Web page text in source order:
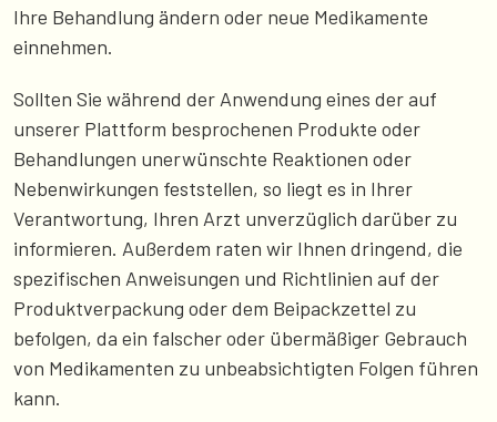
Ihre Behandlung ändern oder neue Medikamente
einnehmen.
Sollten Sie während der Anwendung eines der auf
unserer Plattform besprochenen Produkte oder
Behandlungen unerwünschte Reaktionen oder
Nebenwirkungen feststellen, so liegt es in Ihrer
Verantwortung, Ihren Arzt unverzüglich darüber zu
informieren. Außerdem raten wir Ihnen dringend, die
spezifischen Anweisungen und Richtlinien auf der
Produktverpackung oder dem Beipackzettel zu
befolgen, da ein falscher oder übermäßiger Gebrauch
von Medikamenten zu unbeabsichtigten Folgen führen
kann.